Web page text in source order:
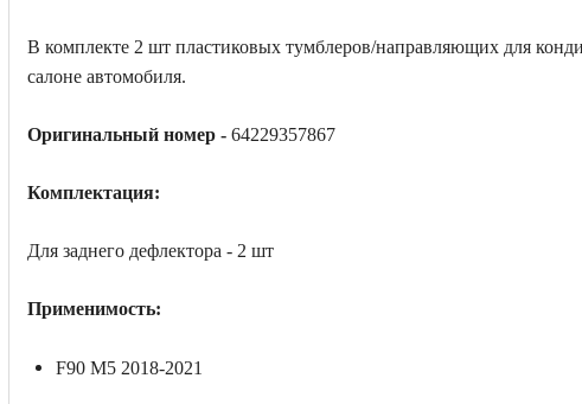
В комплекте 2 шт пластиковых тумблеров/направляющих для
салоне автомобиля.
Оригинальный номер - 64229357867
Комплектация:
Для заднего дефлектора - 2 шт
Применимость:
F90 M5 2018-2021